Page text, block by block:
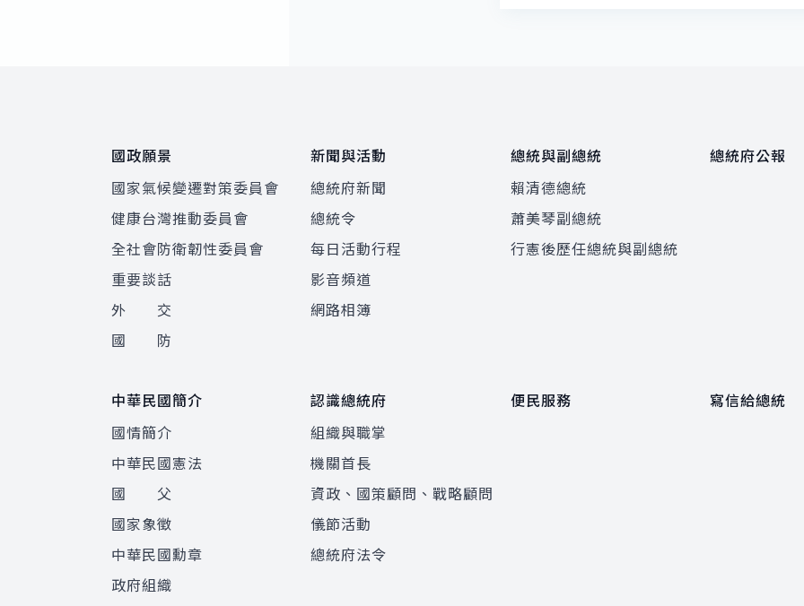
國政願景
國家氣候變遷對策委員會
健康台灣推動委員會
全社會防衛韌性委員會
重要談話
外 交
國 防
新聞與活動
總統府新聞
總統令
每日活動行程
影音頻道
網路相簿
總統與副總統
賴清德總統
蕭美琴副總統
行憲後歷任總統與副總統
總統府公報
中華民國簡介
國情簡介
中華民國憲法
國 父
國家象徵
中華民國勳章
政府組織
認識總統府
組織與職掌
機關首長
資政、國策顧問、戰略顧問
儀節活動
總統府法令
便民服務 寫信給總統